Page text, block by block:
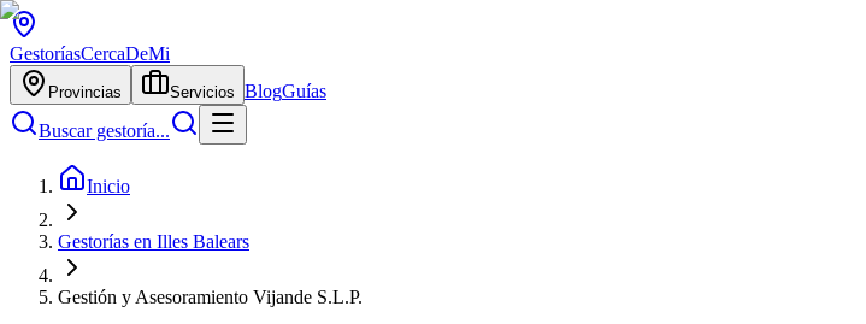
GestoríasCercaDeMi
Provincias Servicios BlogGuías
Buscar gestoría...
Inicio
Gestorías en Illes Balears
Gestión y Asesoramiento Vijande S.L.P.